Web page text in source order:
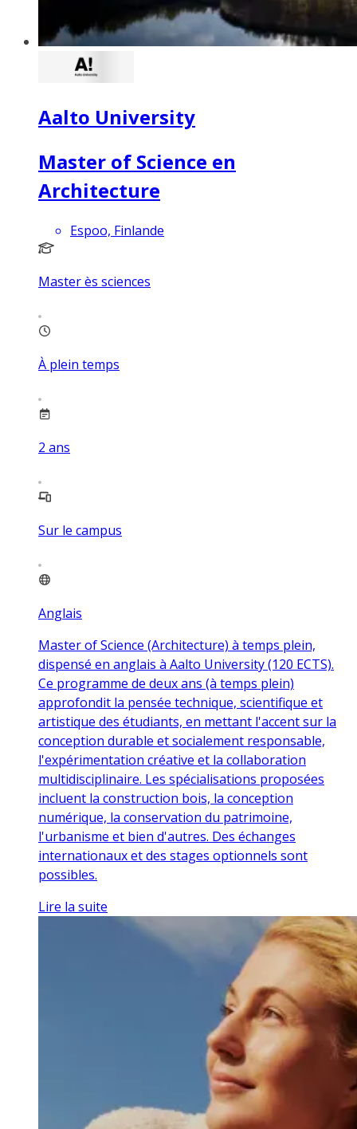
Aalto University
Master of Science en
Architecture
Espoo, Finlande
Master ès sciences
À plein temps
2 ans
Sur le campus
Anglais
Master of Science (Architecture) à temps plein,
dispensé en anglais à Aalto University (120 ECTS).
Ce programme de deux ans (à temps plein)
approfondit la pensée technique, scientifique et
artistique des étudiants, en mettant l'accent sur la
conception durable et socialement responsable,
l'expérimentation créative et la collaboration
multidisciplinaire. Les spécialisations proposées
incluent la construction bois, la conception
numérique, la conservation du patrimoine,
l'urbanisme et bien d'autres. Des échanges
internationaux et des stages optionnels sont
possibles.
Lire la suite